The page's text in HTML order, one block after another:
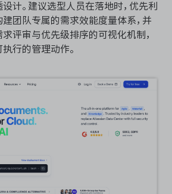
计。建议选型人员在落地时，优先利
团队专属的需求效能度量体系，并
评审与优先级排序的可视化机制，
行的管理动作。